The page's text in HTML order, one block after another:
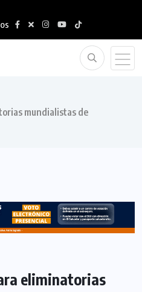
mundialistas de
eliminatorias